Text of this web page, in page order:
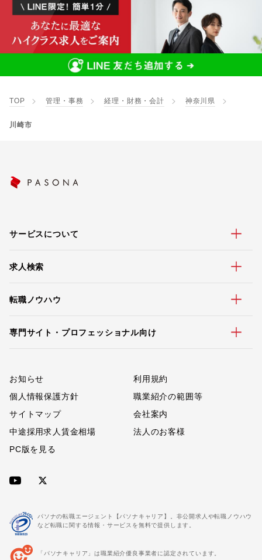
TOP 管理・事務 経理・財務・会計 神奈川県
川崎市
サービスについて
求人検索
転職ノウハウ
専門サイト・プロフェッショナル向け
お知らせ
利用規約
個人情報保護方針
職業紹介の範囲等
サイトマップ
会社案内
中途採用求人賃金相場
法人のお客様
PC版を見る
パソナの転職エージェント【パソナキャリア】。非公開求人や転職ノウハウ
など転職に関する情報・サービスを無料で提供します。
「パソナキャリア」は職業紹介優良事業者に認定されています。